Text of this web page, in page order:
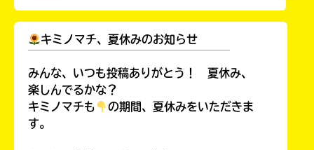
キミノマチ、夏休みのお知らせ
みんな、いつも投稿ありがとう！ 夏休み、
楽しんでるかな？
キミノマチも
の期間、夏休みをいただきま
す。
エ
ー
あ
の